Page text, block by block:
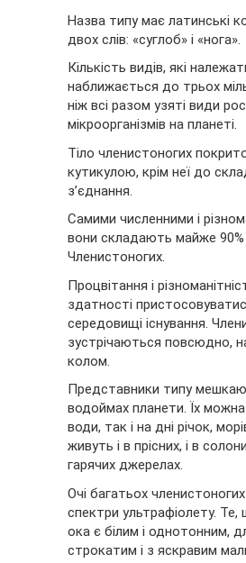
Назва типу має латинські
двох слів: «суглоб» і «нога».
Кількість видів, які
наближається до трьох
ніж всі разом узяті види
мікроорганізмів на планеті.
Тіло членистоногих
кутикулою, крім неї до
з’єднання.
Самими численними і
вони складають майже 90%
Членистоногих.
Процвітання і
здатності
середовищі існування.
зустрічаються повсюдно,
колом.
Представники типу
водоймах планети. Їх
води, так і на дні річок,
живуть і в прісних, і в
гарячих джерелах.
Очі багатьох
спектри ультрафіолету.
ока є білим і однотонним,
строкатим і з яскравим